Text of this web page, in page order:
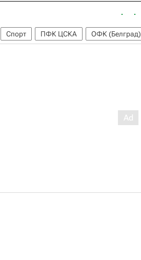
Спорт ПФК ЦСКА ОФК (Белград)